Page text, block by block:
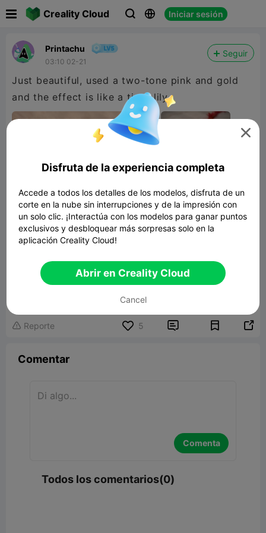
Creality Cloud   Iniciar sesión
Printachu
03:10 02-21
Seguir
Just beautiful, used a two-tone pink and gold
and the effect is like a tiger lily.
Lily Dragon
 Reporte 5  
Comentar
Comenta
Todos los comentarios(0)

Disfruta de la experiencia completa
Accede a todos los detalles de los modelos, disfruta de un
corte en la nube sin interrupciones y de la impresión con
un solo clic. ¡Interactúa con los modelos para ganar puntos
exclusivos y desbloquear más sorpresas solo en la
aplicación Creality Cloud!
Abrir en Creality Cloud
Cancel